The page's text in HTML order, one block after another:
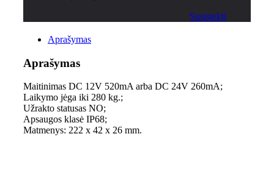
Susisiekti
Aprašymas
Aprašymas
Maitinimas DC 12V 520mA arba DC 24V 260mA;
Laikymo jėga iki 280 kg.;
Užrakto statusas NO;
Apsaugos klasė IP68;
Matmenys: 222 x 42 x 26 mm.